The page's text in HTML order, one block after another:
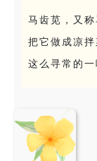
马齿苋，又
把它做成凉
这么寻常的